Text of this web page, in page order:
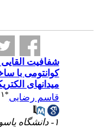
شفافیت
میدان‎های الکتریکی و مغناطیسی خارجی
قاسم رضایی
۱